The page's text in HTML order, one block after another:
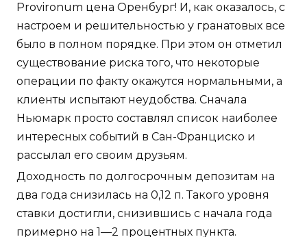
Provironum цена Оренбург! И, как оказалось, с
настроем и решительностью у гранатовых все
было в полном порядке. При этом он отметил
существование риска того, что некоторые
операции по факту окажутся нормальными, а
клиенты испытают неудобства. Сначала
Ньюмарк просто составлял список наиболее
интересных событий в Сан-Франциско и
рассылал его своим друзьям.
Доходность по долгосрочным депозитам на
два года снизилась на 0,12 п. Такого уровня
ставки достигли, снизившись с начала года
примерно на 1—2 процентных пункта.